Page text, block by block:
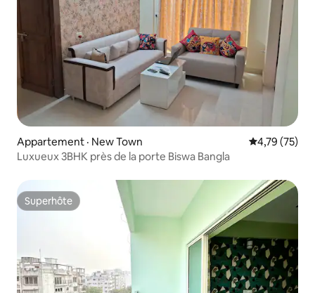
Appartement · New Town Note
4,79 (75)
Luxueux 3BHK près de la porte Biswa Bangla
Superhôte
Superhôte